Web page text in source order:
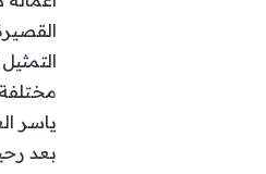
ياسر
بعد